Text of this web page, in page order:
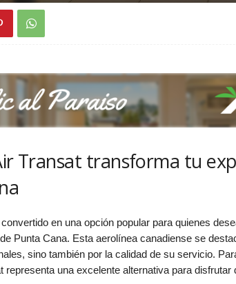
Transat transforma tu
en una opción popular para quienes
Punta Cana. Esta aerolínea canadiense se
sino también por la calidad de su servicio.
representa una excelente alternativa para